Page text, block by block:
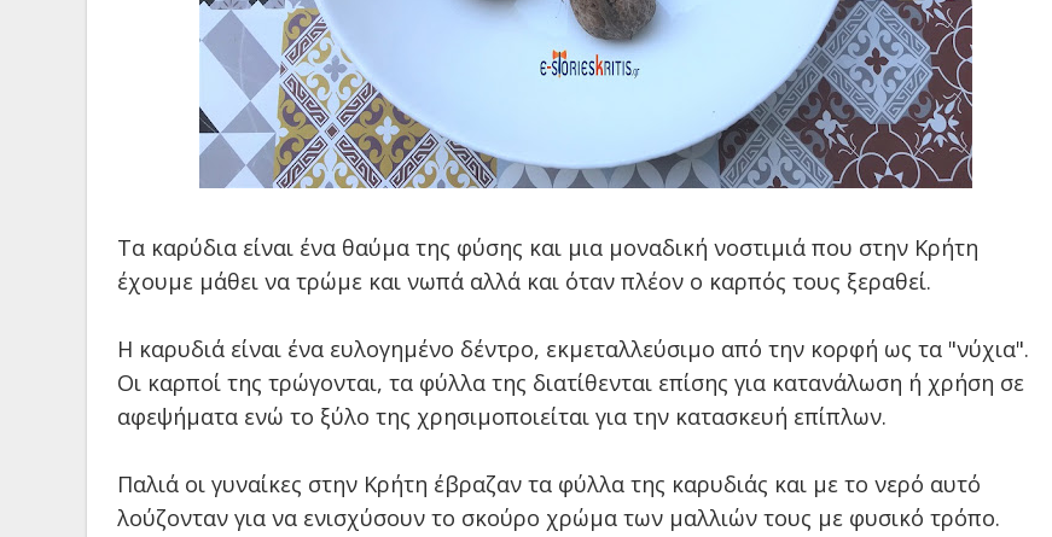
Τα καρύδια είναι ένα θαύμα της φύσης και μια μοναδική νοστιμιά που στην Κρήτη
έχουμε μάθει να τρώμε και νωπά αλλά και όταν πλέον ο καρπός τους ξεραθεί.
Η καρυδιά είναι ένα ευλογημένο δέντρο, εκμεταλλεύσιμο από την κορφή ως τα "νύχια".
Οι καρποί της τρώγονται, τα φύλλα της διατίθενται επίσης για κατανάλωση ή χρήση σε
αφεψήματα ενώ το ξύλο της χρησιμοποιείται για την κατασκευή επίπλων.
Παλιά οι γυναίκες στην Κρήτη έβραζαν τα φύλλα της καρυδιάς και με το νερό αυτό
λούζονταν για να ενισχύσουν το σκούρο χρώμα των μαλλιών τους με φυσικό τρόπο.